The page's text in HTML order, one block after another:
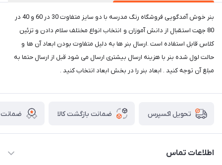
بنر خوش آمدگویی فروشگاه رنگ مدرسه با دو سایز متفاوت 30 در 60 و 40 در
80 جهت استقبال از دانش آموزان و انتخاب انواع مختلف سلام دادن و تزئین
کلاس قابل استفاده است .ارسال بنر ها به دلیل متفاوت بودن ابعاد آن ها و
حالت لول شده بنر با هزینه ارسال بیشتری ارسال می شود قبل از ارسال حتما به
مبلغ آن توجه کنید . ابعاد بنر را در بخش ابعاد انتخاب کنید .
تحویل اکسپرس ضمانت بازگشت کالا ضمانت
اطلاعات تماس